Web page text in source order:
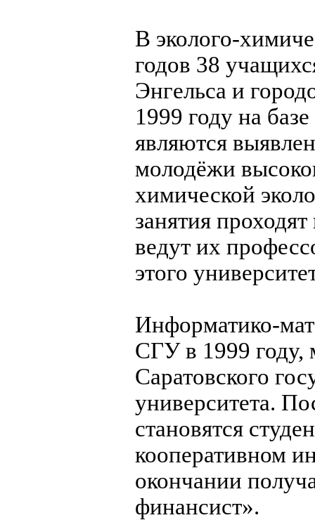
В эколого-
годов 38
Энгельса и
1999 году на
являются
молодёжи
химической
занятия
ведут их
этого
Информатико-
СГУ в 1999 году,
Саратовского
университета.
становятся
кооперативном
окончании
финансист».